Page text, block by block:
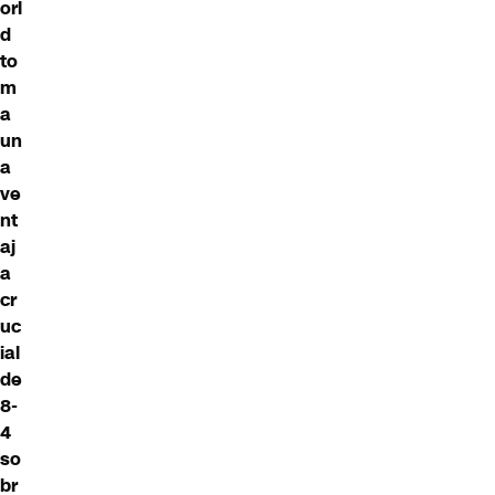
orl
d
to
m
a
un
a
ve
nt
aj
a
cr
uc
ial
de
8-
4
so
br